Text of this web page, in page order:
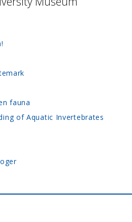
fauna
of Aquatic Invertebrates